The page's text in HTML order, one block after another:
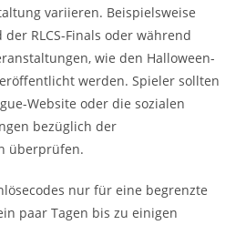
variieren. Beispielsweise
RLCS-Finals oder während
wie den Halloween-
werden. Spieler sollten
Website oder die sozialen
bezüglich der
überprüfen.
nur für eine begrenzte
paar Tagen bis zu einigen